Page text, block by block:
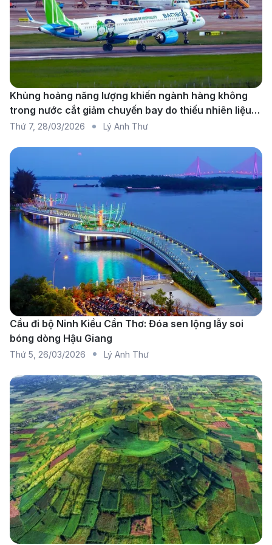
thiện và ấm áp của con người nơi đây. Hãy để thành
phố này chạm vào trái tim bạn.
Thông tin các hãng hàng không
khai thác chuyến bay từ Siem Reap
đi TP. Hồ Chí Minh
Bangkok Airways - Hãng hàng không khai thác
chuyến bay từ Siem Reap đi TP. Hồ Chí Minh (Nguồn:
Internet)
Hiện nay, nhiều hãng hàng không đang khai thác các
chuyến bay từ Siem Reap đến TP. Hồ Chí Minh, đáp
ứng nhu cầu đi lại và du lịch ngày càng tăng giữa hai
điểm đến nổi tiếng của khu vực Đông Nam Á. Hành
khách có thể lựa chọn nhiều hãng khác nhau tùy theo
thời gian, chi phí và dịch vụ mong muốn. Dưới đây là
một số hãng đang vận hành tuyến bay này:
Khủng hoảng năng lượng khiến ngành hàng không
trong nước cắt giảm chuyến bay do thiếu nhiên liệu
diện rộng
Thứ 7, 28/03/2026 Lý Anh Thư
Cầu đi bộ Ninh Kiều Cần Thơ: Đóa sen lộng lẫy soi
bóng dòng Hậu Giang
Thứ 5 26/03/2026 Lý Anh Thư